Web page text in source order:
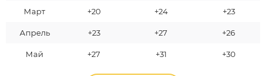
Март +20 +24 +23
Апрель +23 +27 +26
Май +27 +31 +30